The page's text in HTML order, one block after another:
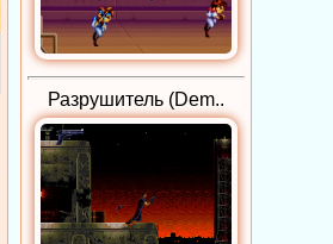
Разрушитель (Dem..